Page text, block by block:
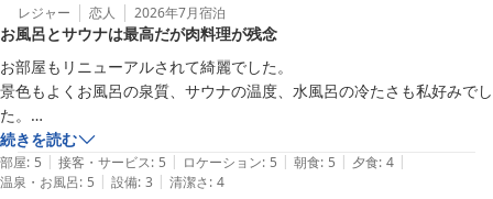
レジャー 恋人 2026年7月宿泊
お風呂とサウナは最高だが肉料理が残念
お部屋もリニューアルされて綺麗でした。
景色もよくお風呂の泉質、サウナの温度、水風呂の冷たさも私好みでし
た。
食事処の接客はとても良かったと思います。
ご案内係の方は少し元気がなかったかなと。
一点だけ、夕食のメインでもある肉料理が残念過ぎました。
続きを読む
部屋: 5 | 接客・サービス: 5 | ロケーション: 5 | 朝食: 5 | 夕食: 4 |
温泉・お風呂: 5 | 設備: 3 | 清潔さ: 4